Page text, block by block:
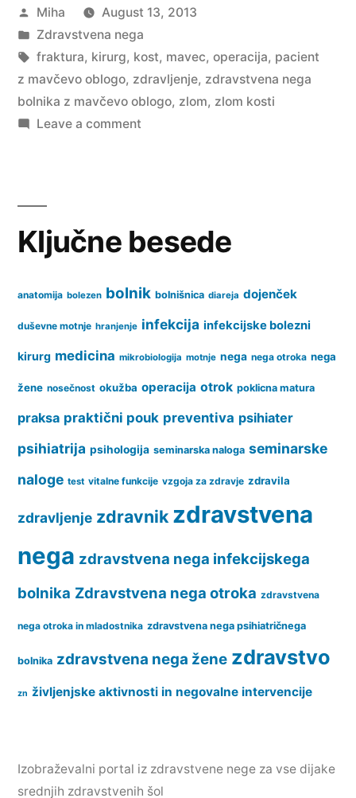
Posted
by
Miha
August 13, 2013
Posted
in
Zdravstvena nega
Tags:
fraktura, kirurg, kost, mavec, operacija, pacient
z mavčevo oblogo, zdravljenje, zdravstvena nega
bolnika z mavčevo oblogo, zlom, zlom kosti
Leave a commenton
Ključne besede
anatomija bolezen bolnik bolnišnica diareja dojenček
duševne motnje hranjenje infekcija infekcijske bolezni
kirurg medicina mikrobiologija motnje nega nega otroka nega
žene nosečnost okužba operacija otrok poklicna matura
praksa praktični pouk preventiva psihiater
psihiatrija psihologija seminarska naloga seminarske
naloge test vitalne funkcije vzgoja za zdravje zdravila
zdravljenje zdravnik zdravstvena
nega zdravstvena nega infekcijskega
bolnika Zdravstvena nega otroka zdravstvena
nega otroka in mladostnika zdravstvena nega psihiatričnega
bolnika zdravstvena nega žene zdravstvo
zn življenjske aktivnosti in negovalne intervencije
Izobraževalni portal iz zdravstvene nege za vse dijake
srednjih zdravstvenih šol